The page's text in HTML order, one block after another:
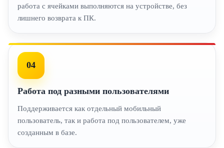
работа с ячейками выполняются на устройстве, без
лишнего возврата к ПК.
04
Работа под разными пользователями
Поддерживается как отдельный мобильный
пользователь, так и работа под пользователем, уже
созданным в базе.